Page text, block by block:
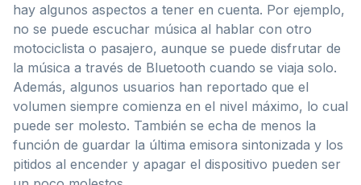
hay algunos aspectos a tener en cuenta. Por ejemplo,
no se puede escuchar música al hablar con otro
motociclista o pasajero, aunque se puede disfrutar de
la música a través de Bluetooth cuando se viaja solo.
Además, algunos usuarios han reportado que el
volumen siempre comienza en el nivel máximo, lo cual
puede ser molesto. También se echa de menos la
función de guardar la última emisora sintonizada y los
pitidos al encender y apagar el dispositivo pueden ser